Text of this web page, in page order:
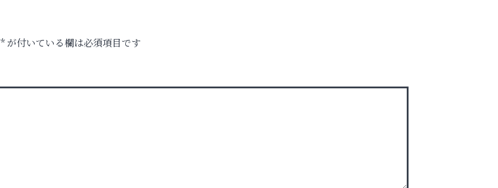
*が付いている欄は必須項目です